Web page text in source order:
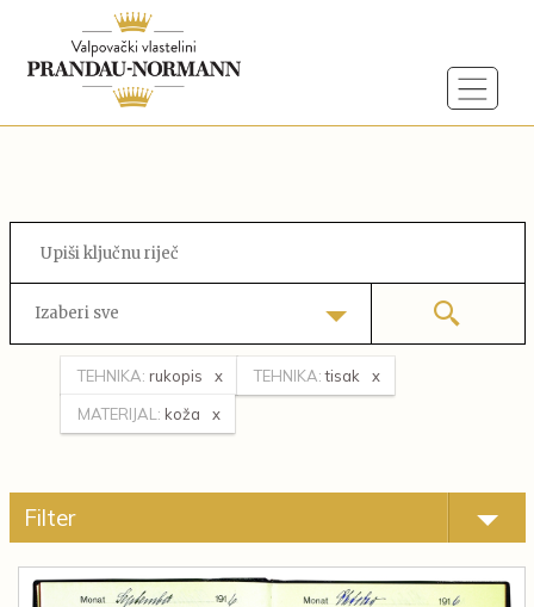
Izaberi sve
TEHNIKA: rukopis TEHNIKA: tisak
MATERIJAL: koža
Filter